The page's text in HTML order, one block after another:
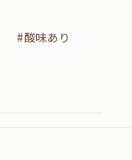
#酸味あり